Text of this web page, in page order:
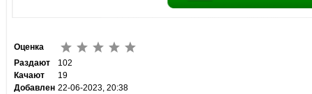
Оценка
Раздают
102
Качают
19
Добавлен 22-06-2023, 20:38